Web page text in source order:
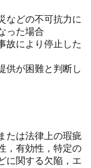
などの不可抗力に
った場合
故により停止した
供が困難と判断し
たは法律上の瑕疵
，有効性，特定の
に関する欠陥，エ